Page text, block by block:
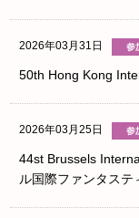
2026年03月31日
50th Hong Kong
2026年03月25日
44st Brussels
ル国際ファンタステ